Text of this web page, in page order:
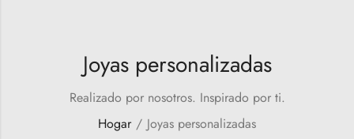
Joyas personalizadas
Realizado por nosotros. Inspirado por ti.
Hogar
Joyas personalizadas